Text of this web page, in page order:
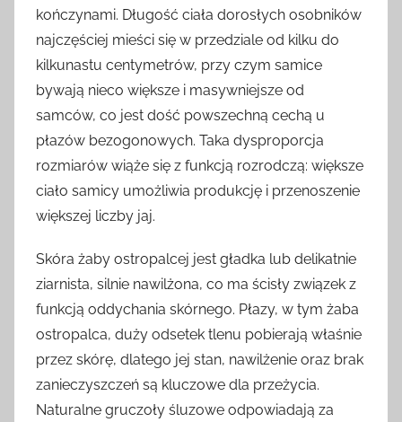
kończynami. Długość ciała dorosłych osobników
najczęściej mieści się w przedziale od kilku do
kilkunastu centymetrów, przy czym samice
bywają nieco większe i masywniejsze od
samców, co jest dość powszechną cechą u
płazów bezogonowych. Taka dysproporcja
rozmiarów wiąże się z funkcją rozrodczą: większe
ciało samicy umożliwia produkcję i przenoszenie
większej liczby jaj.
Skóra żaby ostropalcej jest gładka lub delikatnie
ziarnista, silnie nawilżona, co ma ścisły związek z
funkcją oddychania skórnego. Płazy, w tym żaba
ostropalca, duży odsetek tlenu pobierają właśnie
przez skórę, dlatego jej stan, nawilżenie oraz brak
zanieczyszczeń są kluczowe dla przeżycia.
Naturalne gruczoły śluzowe odpowiadają za